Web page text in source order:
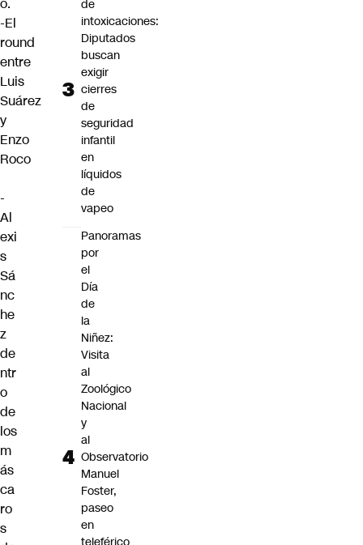
-El
round
entre
Luis
Suárez
y
Enzo
Roco
-
Al
exi
s
Sá
nc
he
z
de
ntr
o
de
los
m
ás
ca
ro
s
de
intoxicaciones:
Diputados
buscan
exigir
cierres
de
seguridad
infantil
en
líquidos
de
vapeo
Panoramas
por
el
Día
de
la
Niñez:
Visita
al
Zoológico
Nacional
y
al
Observatorio
Manuel
Foster,
paseo
en
teleférico